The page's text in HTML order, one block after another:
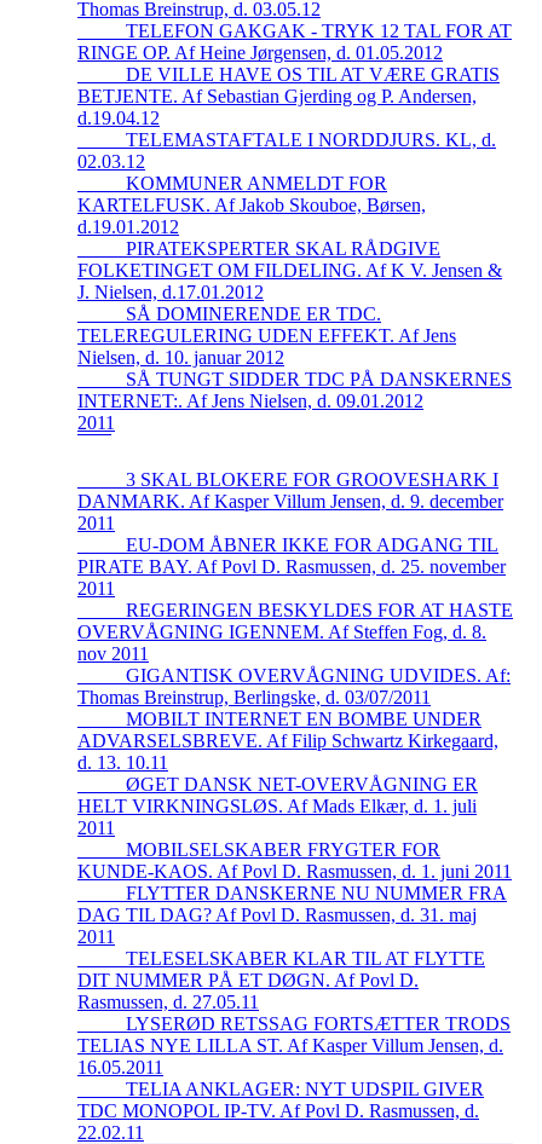
Thomas Breinstrup, d. 03.05.12
_____TELEFON GAKGAK - TRYK 12 TAL FOR AT
RINGE OP. Af Heine Jørgensen, d. 01.05.2012
_____DE VILLE HAVE OS TIL AT VÆRE GRATIS
BETJENTE. Af Sebastian Gjerding og P. Andersen,
d.19.04.12
_____TELEMASTAFTALE I NORDDJURS. KL, d.
02.03.12
_____KOMMUNER ANMELDT FOR
KARTELFUSK. Af Jakob Skouboe, Børsen,
d.19.01.2012
_____PIRATEKSPERTER SKAL RÅDGIVE
FOLKETINGET OM FILDELING. Af K V. Jensen &
J. Nielsen, d.17.01.2012
_____SÅ DOMINERENDE ER TDC.
TELEREGULERING UDEN EFFEKT. Af Jens
Nielsen, d. 10. januar 2012
_____SÅ TUNGT SIDDER TDC PÅ DANSKERNES
INTERNET:. Af Jens Nielsen, d. 09.01.2012
2011
_____3 SKAL BLOKERE FOR GROOVESHARK I
DANMARK. Af Kasper Villum Jensen, d. 9. december
2011
_____EU-DOM ÅBNER IKKE FOR ADGANG TIL
PIRATE BAY. Af Povl D. Rasmussen, d. 25. november
2011
_____REGERINGEN BESKYLDES FOR AT HASTE
OVERVÅGNING IGENNEM. Af Steffen Fog, d. 8.
nov 2011
_____GIGANTISK OVERVÅGNING UDVIDES. Af:
Thomas Breinstrup, Berlingske, d. 03/07/2011
_____MOBILT INTERNET EN BOMBE UNDER
ADVARSELSBREVE. Af Filip Schwartz Kirkegaard,
d. 13. 10.11
_____ØGET DANSK NET-OVERVÅGNING ER
HELT VIRKNINGSLØS. Af Mads Elkær, d. 1. juli
2011
_____MOBILSELSKABER FRYGTER FOR
KUNDE-KAOS. Af Povl D. Rasmussen, d. 1. juni 2011
_____FLYTTER DANSKERNE NU NUMMER FRA
DAG TIL DAG? Af Povl D. Rasmussen, d. 31. maj
2011
_____TELESELSKABER KLAR TIL AT FLYTTE
DIT NUMMER PÅ ET DØGN. Af Povl D.
Rasmussen, d. 27.05.11
_____LYSERØD RETSSAG FORTSÆTTER TRODS
TELIAS NYE LILLA ST. Af Kasper Villum Jensen, d.
16.05.2011
_____TELIA ANKLAGER: NYT UDSPIL GIVER
TDC MONOPOL IP-TV. Af Povl D. Rasmussen, d.
22.02.11